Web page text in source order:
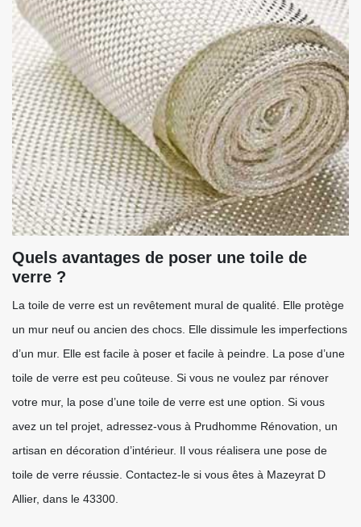
Quels avantages de poser une toile de
verre ?
La toile de verre est un revêtement mural de qualité. Elle protège
un mur neuf ou ancien des chocs. Elle dissimule les imperfections
d’un mur. Elle est facile à poser et facile à peindre. La pose d’une
toile de verre est peu coûteuse. Si vous ne voulez par rénover
votre mur, la pose d’une toile de verre est une option. Si vous
avez un tel projet, adressez-vous à Prudhomme Rénovation, un
artisan en décoration d’intérieur. Il vous réalisera une pose de
toile de verre réussie. Contactez-le si vous êtes à Mazeyrat D
Allier, dans le 43300.